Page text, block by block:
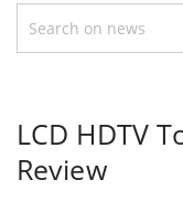
LCD HDTV
Review